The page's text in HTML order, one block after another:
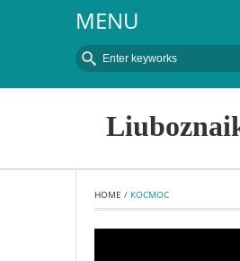
MENU
HOME / КОСМОС